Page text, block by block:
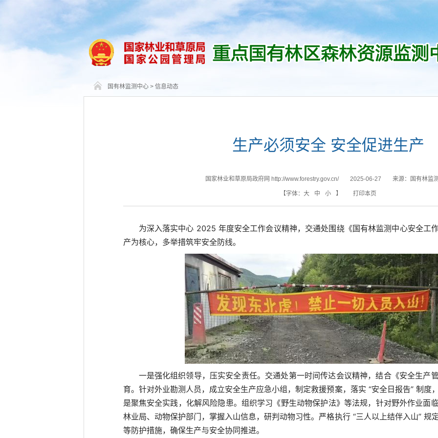
国有林监测中心 > 信息动态
生产必须安全 安全促进生产
国家林业和草原局政府网 http://www.forestry.gov.cn/ 2025-06-27 来源： 国有林监
【字体： 大 中 小 】 打印本页
为深入落实中心 2025 年度安全工作会议精神，交通处围绕《国有林监测中心安全工
产为核心，多举措筑牢安全防线。
一是强化组织领导，压实安全责任。交通处第一时间传达会议精神，结合《安全生产
育。针对外业勘测人员，成立安全生产应急小组，制定救援预案，落实 “安全日报告” 制度
是聚焦安全实践，化解风险隐患。组织学习《野生动物保护法》等法规，针对野外作业面
林业局、动物保护部门，掌握入山信息，研判动物习性。严格执行 “三人以上结伴入山” 规
等防护措施，确保生产与安全协同推进。